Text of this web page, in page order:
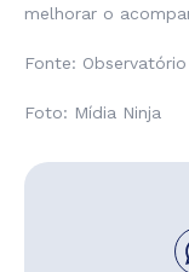
melhorar o
Fonte:
Foto: Mídia Ninja